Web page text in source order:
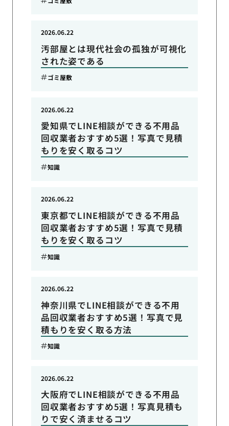
汚部屋とは現代社会の孤独が可視化
された姿である
2026.06.22
ゴミ屋敷
愛知県でLINE相談ができる不用品
回収業者おすすめ5選！写真で見積
もりを安く取るコツ
2026.06.22
知識
東京都でLINE相談ができる不用品
回収業者おすすめ5選！写真で見積
もりを安く取るコツ
2026.06.22
知識
神奈川県でLINE相談ができる不用
品回収業者おすすめ5選！写真で見
積もりを安く取る方法
2026.06.22
知識
大阪府でLINE相談ができる不用品
回収業者おすすめ5選！写真見積も
りで安く済ませるコツ
2026.06.22